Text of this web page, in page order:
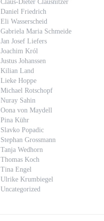
Claus-Dieter Clausnitzer
Daniel Friedrich
Eli Wasserscheid
Gabriela Maria Schmeide
Jan Josef Liefers
Joachim Król
Justus Johanssen
Kilian Land
Lieke Hoppe
Michael Rotschopf
Nuray Sahin
Oona von Maydell
Pina Kühr
Slavko Popadic
Stephan Grossmann
Tanja Wedhorn
Thomas Koch
Tina Engel
Ulrike Krumbiegel
Uncategorized